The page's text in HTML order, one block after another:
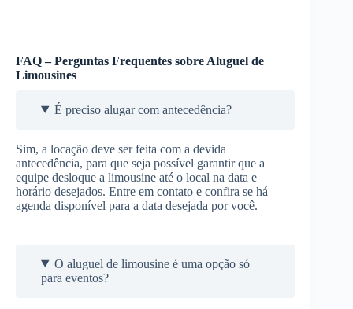
FAQ – Perguntas Frequentes sobre Aluguel de
Limousines
É preciso alugar com antecedência?
Sim, a locação deve ser feita com a devida
antecedência, para que seja possível garantir que a
equipe desloque a limousine até o local na data e
horário desejados. Entre em contato e confira se há
agenda disponível para a data desejada por você.
O aluguel de limousine é uma opção só
para eventos?